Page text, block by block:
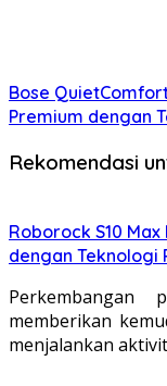
Bose
Premium dengan
Rekomendasi
Roborock S10
dengan Teknologi
Perkembangan
memberikan
menjalankan